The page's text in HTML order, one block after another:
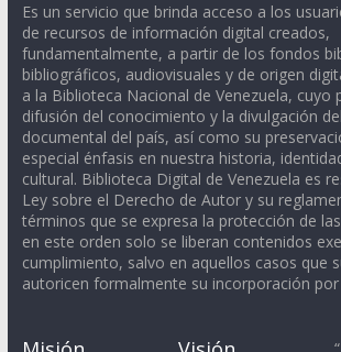
Es un servicio que brinda acceso a los
de recursos de información digital creados,
fundamentalmente, a partir de los fondos
bibliográficos, audiovisuales y de origen
a la Biblioteca Nacional de Venezuela, cuyo
difusión del conocimiento y la divulgación
documental del país, así como su
especial énfasis en nuestra historia,
cultural. Biblioteca Digital de Venezuela es
Ley sobre el Derecho de Autor y su
términos que se expresa la protección de
en este orden solo se liberan contenidos
cumplimiento, salvo en aquellos casos que
autoricen formalmente su incorporación